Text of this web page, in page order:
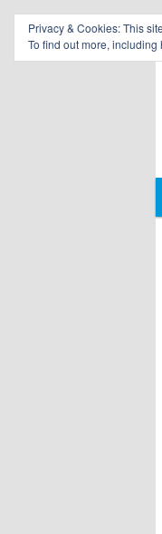
Privacy & Cookies: This
To find out more,